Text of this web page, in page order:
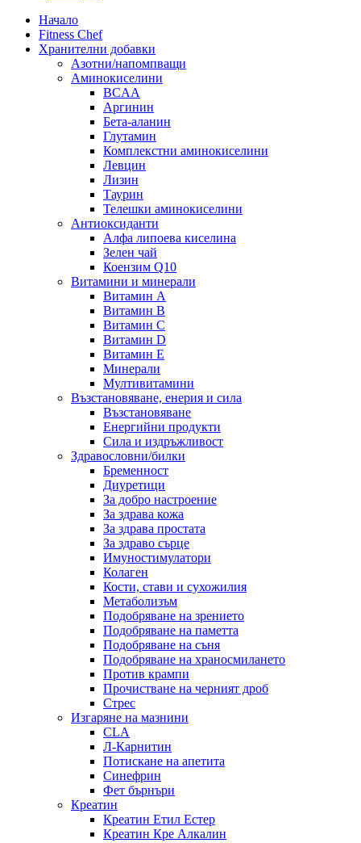
Начало
Fitness Chef
Хранителни добавки
Азотни/напомпващи
Аминокиселини
BCAA
Аргинин
Бета-аланин
Глутамин
Комплекстни аминокиселини
Левцин
Лизин
Таурин
Телешки аминокиселини
Антиоксиданти
Алфа липоева киселина
Зелен чай
Коензим Q10
Витамини и минерали
Витамин А
Витамин B
Витамин C
Витамин D
Витамин E
Минерали
Мултивитамини
Възстановяване, енерия и сила
Възстановяване
Енергийни продукти
Сила и издръжливост
Здравословни/билки
Бременност
Диуретици
За добро настроение
За здрава кожа
За здрава простата
За здраво сърце
Имуностимулатори
Колаген
Кости, стави и сухожилия
Метаболизъм
Подобряване на зрението
Подобряване на паметта
Подобряване на съня
Подобряване на храносмилането
Против крампи
Прочистване на черният дроб
Стрес
Изгаряне на мазнини
CLA
Л-Карнитин
Потискане на апетита
Синефрин
Фет бърнъри
Креатин
Креатин Етил Естер
Креатин Кре Алкалин